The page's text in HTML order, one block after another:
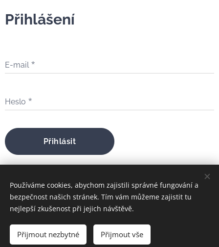
Přihlášení
E-mail
Heslo
Přihlásit
bratrfilip@gmail.com
FILIP MARIA ŠTOJDL
Používáme cookies, abychom zajistili správné fungování a
bezpečnost našich stránek. Tím vám můžeme zajistit tu
nejlepší zkušenost při jejich návštěvě.
Přijmout nezbytné Přijmout vše